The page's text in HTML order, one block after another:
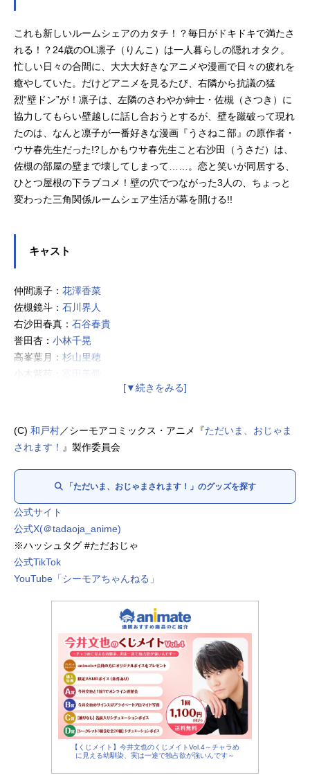
これも新しいルームシェアのカタチ！？毎日がドキドキで満たさ
れる！？24歳のOL凛子（りんこ）は一人暮らしの隠れオタク。
忙しい日々の合間に、大大大好きなアニメや漫画で日々の疲れを
癒やしていた。だけどアニメを見るたび、右隣から抗議の猛
烈“壁ドン”が！凛子は、左隣のさわやか紳士・佐槻（さつき）に
協力してもらい壁越しに話し合おうとするが、壁を蹴破って現れ
たのは、なんと凛子が一番好きな漫画『うさねこ部』の原作者・
ウサ春先生だった!?しかもウサ春先生こと右沙田（うさだ）は、
佐槻の部屋の壁まで壊してしまって……。恋と笑いが同居する、
ひとつ屋根の下ラブコメ！壁の穴でつながった3人の、ちょっと
変わった三角関係ルームシェア生活が幕を開ける!!
キャスト
仲間凛子： 花澤香菜
佐槻鏡斗： 石川界人
右沙田春真： 石谷春貴
誉田杏： 小林千晃
高峯葉月： 杉山里穂
小木紫苑：
(C) 和戸村／シーモアコミックス・アニメ『ただいま、おじゃま
されます！ 』製作委員会
「ただいま、おじゃまされます！」のグッズを探す
公式サイト
公式X(＠tadaoja_anime)
※ハッシュタグ #ただおじゃ
公式TikTok
YouTube「シーモアちゃんねる」
【くじメイト】今井文也のくじメイトVol.4～チャラめ
に見える幼馴染、実は一途で独占欲が強いんです～